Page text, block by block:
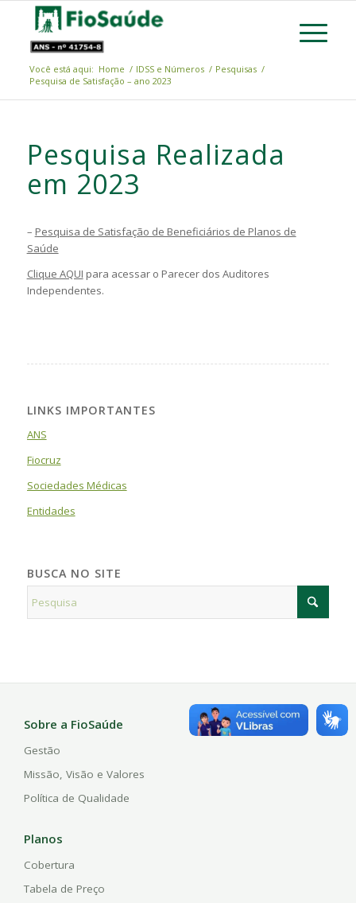
Você está aqui: Home / IDSS e Números / Pesquisas /
Pesquisa de Satisfação – ano 2023
Pesquisa Realizada
em 2023
– Pesquisa de Satisfação de Beneficiários de Planos de
Saúde
Clique AQUI para acessar o Parecer dos Auditores
Independentes.
LINKS IMPORTANTES
ANS
Fiocruz
Sociedades Médicas
Entidades
BUSCA NO SITE
Sobre a FioSaúde
Gestão
Missão, Visão e Valores
Política de Qualidade
Planos
Cobertura
Tabela de Preço